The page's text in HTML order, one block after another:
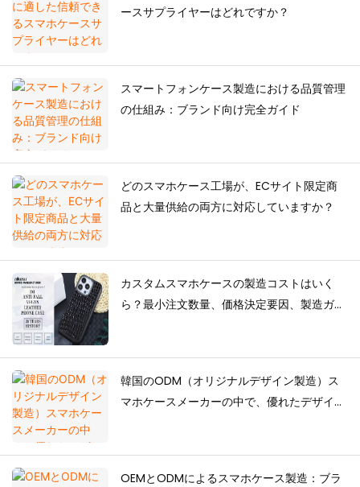
ースサプライヤーはどれですか？
スマートフォンケース製造における品質管理
の仕組み：ブランド向け完全ガイド
どのスマホケース工場が、ECサイト限定商
品と大量供給の両方に対応していますか？
カスタムスマホケースの製造コストはいく
ら？最小注文数量、価格決定要因、製造ガイ
韓国のODM（オリジナルデザイン製造）ス
マホケースメーカーの中で、優れたデザイン
OEMとODMによるスマホケース製造：ブラ